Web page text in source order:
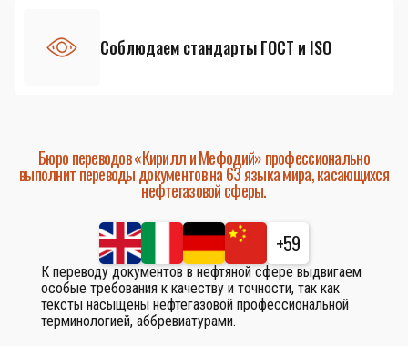
Соблюдаем стандарты ГОСТ и ISO
Бюро переводов «Кирилл и Мефодий» профессионально
выполнит переводы документов на 63 языка мира, касающихся
нефтегазовой сферы.
+59
К переводу документов в нефтяной сфере выдвигаем
особые требования к качеству и точности, так как
тексты насыщены нефтегазовой профессиональной
терминологией, аббревиатурами.